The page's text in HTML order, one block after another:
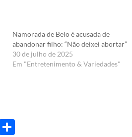
Namorada de Belo é acusada de
abandonar filho: “Não deixei abortar”
30 de julho de 2025
Em "Entretenimento & Variedades"